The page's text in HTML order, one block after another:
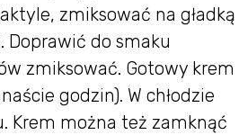
zmiksować na gładką
Doprawić do smaku
zmiksować. Gotowy krem
godzin). W chłodzie
Krem można też zamknąć